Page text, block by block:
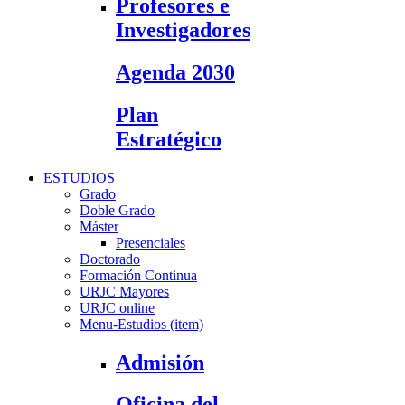
Profesores e
Investigadores
Agenda 2030
Plan
Estratégico
ESTUDIOS
Grado
Doble Grado
Máster
Presenciales
Doctorado
Formación Continua
URJC Mayores
URJC online
Menu-Estudios (item)
Admisión